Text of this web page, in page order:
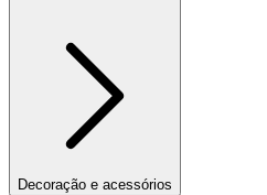
Decoração e acessórios